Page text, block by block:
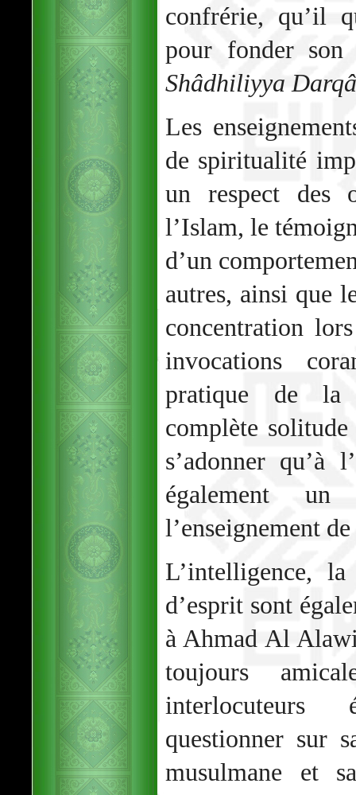
confrérie, qu’il
pour fonder
Shâdhiliyya
Les
de spiritualité
un respect des
l’Islam, le
d’un
autres, ainsi que
concentration
invocations
pratique de la
complète
s’adonner qu’à
également
l’enseignement
L’intelligence,
d’esprit sont
à Ahmad Al
toujours
questionner sur
musulmane et